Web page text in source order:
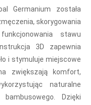
Germanium została
skorygowania
stawu
3D zapewnia
i stymuluje miejscowe
zwiększają komfort,
naturalne
Dzięki